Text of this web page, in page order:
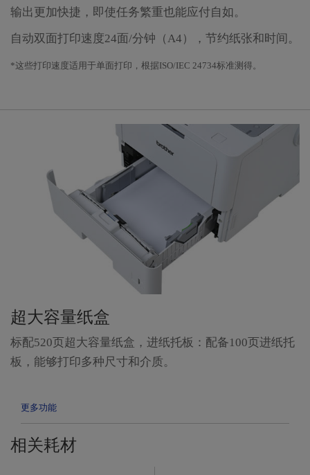
输出更加快捷，即使任务繁重也能应付自如。
自动双面打印速度24面/分钟（A4），节约纸张和时间。
*这些打印速度适用于单面打印，根据ISO/IEC 24734标准测得。
超大容量纸盒
标配520页超大容量纸盒，进纸托板：配备100页进纸托
板，能够打印多种尺寸和介质。
相关耗材